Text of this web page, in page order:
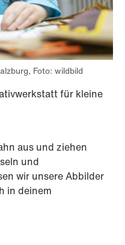
Foto: wildbild
für kleine
aus und ziehen
und
wir unsere Abbilder
in deinem